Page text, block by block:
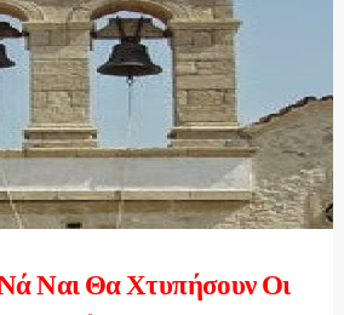
Ναι Θα Χτυπήσουν Οι